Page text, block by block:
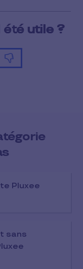
Pluxee
sans